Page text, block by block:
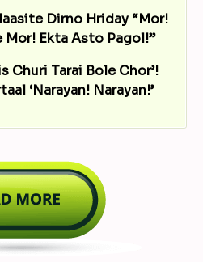
Dirno Hriday “Mor!
Mor! Ekta Asto Pagol!”
Churi Tarai Bole Chor’!
‘Narayan! Narayan!’